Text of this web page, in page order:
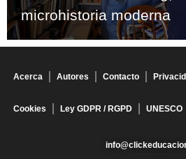
microhistoria moderna
Acerca Autores Contacto
Cookies Ley GDPR / RGPD UNESCO